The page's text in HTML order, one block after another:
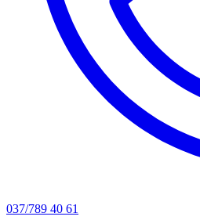
037/789 40 61